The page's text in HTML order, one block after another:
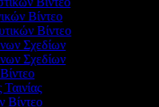
Βίντεο
Βίντεο
Σχεδίων
Σχεδίων
Βίντεο